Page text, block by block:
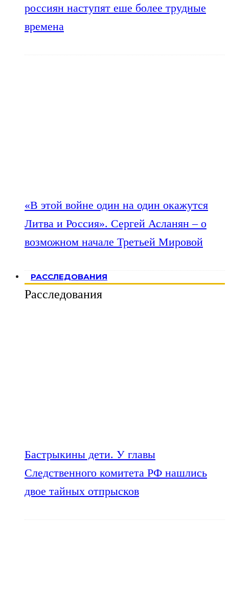
россиян наступят еше более трудные
времена
«В этой войне один на один окажутся
Литва и Россия». Сергей Асланян – о
возможном начале Третьей Мировой
РАССЛЕДОВАНИЯ
Расследования
Бастрыкины дети. У главы
Следственного комитета РФ нашлись
двое тайных отпрысков